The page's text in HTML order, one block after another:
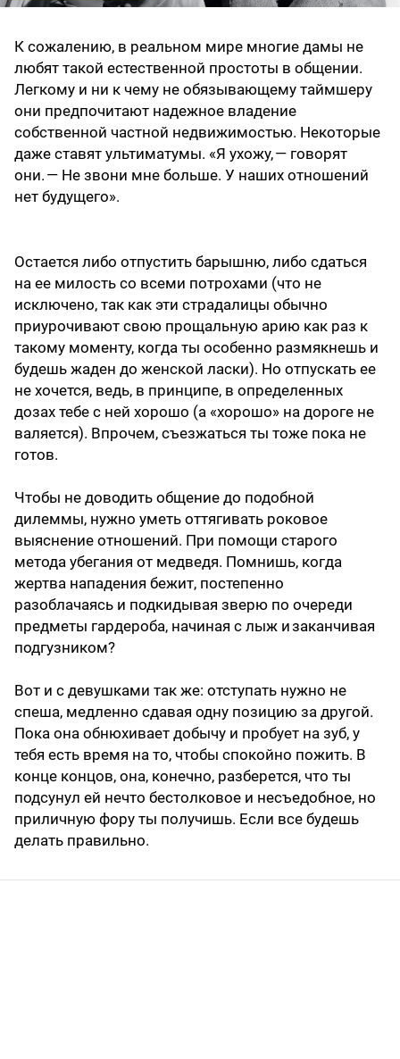
К сожалению, в реальном мире многие дамы не
любят такой естественной простоты в общении.
Легкому и ни к чему не обязывающему таймшеру
они предпочитают надежное владение
собственной частной недвижимостью. Некоторые
даже ставят ультиматумы. «Я ухожу, — говорят
они. — Не звони мне больше. У наших отношений
нет будущего».
Остается либо отпустить барышню, либо сдаться
на ее милость со всеми потрохами (что не
исключено, так как эти страдалицы обычно
приурочивают свою прощальную арию как раз к
такому моменту, когда ты особенно размякнешь и
будешь жаден до женской ласки). Но отпускать ее
не хочется, ведь, в принципе, в определенных
дозах тебе с ней хорошо (а «хорошо» на дороге не
валяется). Впрочем, съезжаться ты тоже пока не
готов.
Чтобы не доводить общение до подобной
дилеммы, нужно уметь оттягивать роковое
выяснение отношений. При помощи старого
метода убегания от медведя. Помнишь, когда
жертва нападения бежит, постепенно
разоблачаясь и подкидывая зверю по очереди
предметы гардероба, начиная с лыж и заканчивая
подгузником?
Вот и с девушками так же: отступать нужно не
спеша, медленно сдавая одну позицию за другой.
Пока она обнюхивает добычу и пробует на зуб, у
тебя есть время на то, чтобы спокойно пожить. В
конце концов, она, конечно, разберется, что ты
подсунул ей нечто бестолковое и несъедобное, но
приличную фору ты получишь. Если все будешь
делать правильно.